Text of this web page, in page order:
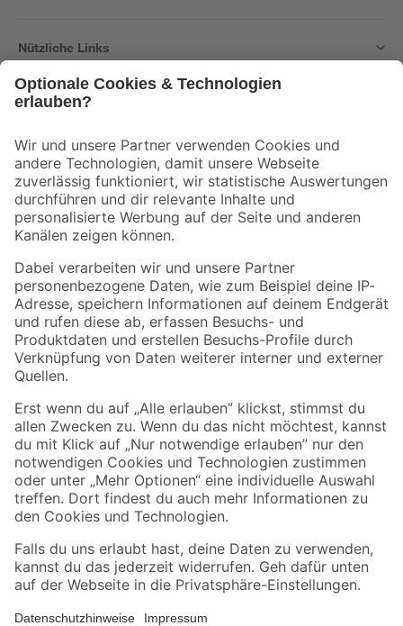
Nützliche Links
Der toom Newsletter: Keine Angebote und Aktionen mehr verpassen!
Zur Newsletter Anmeldung
Folge uns
Zahlungsarten Versandarten
Sicher einkaufen
Jetzt die toom-App herunterladen
Alle Preisangaben in EUR inkl. gesetzl. MwSt.. Die dargestellten Angebote sind unter
Umständen nicht in allen Märkten verfügbar. Die angegebenen Verfügbarkeiten beziehen
Produkte nur solange der Vorrat reicht.